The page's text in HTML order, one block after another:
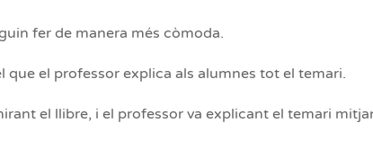
fer de manera més còmoda.
el professor explica als alumnes tot el temari.
el llibre, i el professor va explicant el temari